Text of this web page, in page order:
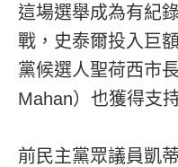
這場選舉成為有紀
戰，史泰爾投入巨
黨候選人聖荷西市
Mahan）也獲得支
前民主黨眾議員凱